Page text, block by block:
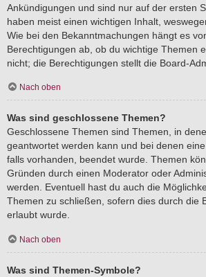
Ankündigungen und sind nur auf der ersten
haben meist einen wichtigen Inhalt,
Wie bei den Bekanntmachungen hängt es
Berechtigungen ab, ob du wichtige Themen
nicht; die Berechtigungen stellt die Board-
Nach oben
Was sind geschlossene Themen?
Geschlossene Themen sind Themen, in
geantwortet werden kann und bei denen
falls vorhanden, beendet wurde. Themen
Gründen durch einen Moderator oder
werden. Eventuell hast du auch die
Themen zu schließen, sofern dies durch die
erlaubt wurde.
Nach oben
Was sind Themen-Symbole?